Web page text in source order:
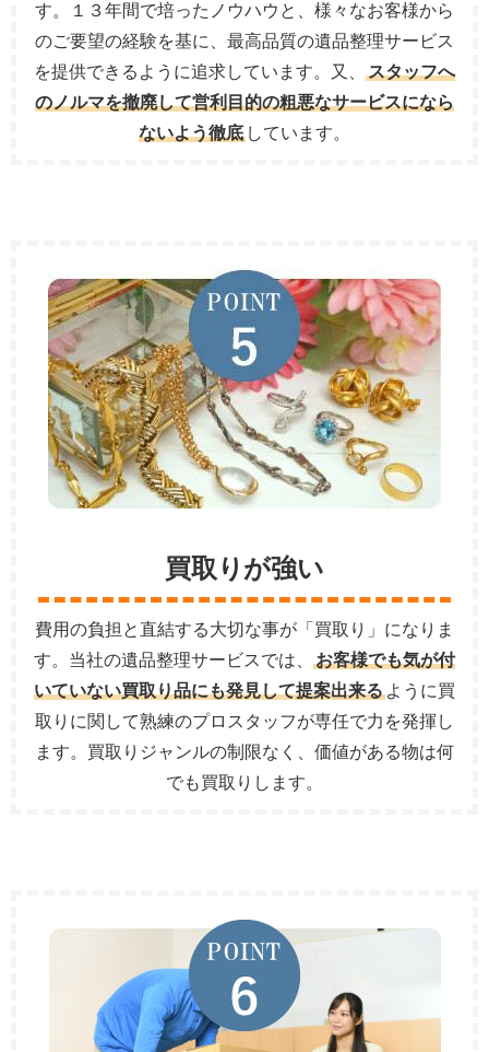
す。１３年間で培ったノウハウと、様々なお客様から
のご要望の経験を基に、最高品質の遺品整理サービス
を提供できるように追求しています。又、
スタッフへ
のノルマを撤廃して営利目的の粗悪なサービスになら
ないよう徹底 しています。
買取りが強い
費用の負担と直結する大切な事が「買取り」になりま
す。当社の遺品整理サービスでは、
お客様でも気が付
いていない買取り品にも発見して提案出来るように買
取りに関して熟練のプロスタッフが専任で力を発揮し
ます。買取りジャンルの制限なく、価値がある物は何
でも買取りします。